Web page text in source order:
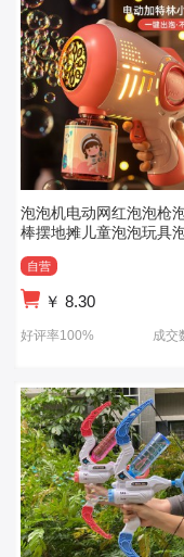
泡泡机电动网红泡泡枪
棒摆地摊儿童泡泡玩具泡
自营
￥ 8.30
好评率100% 成交